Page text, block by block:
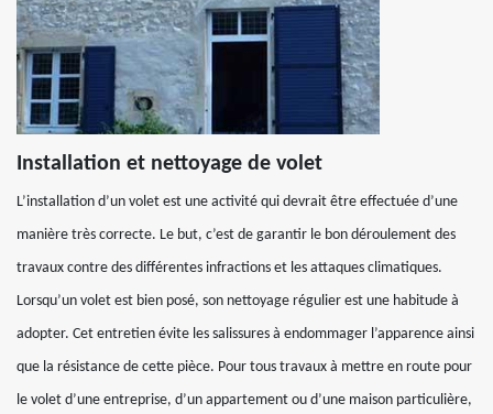
Installation et nettoyage de volet
L’installation d’un volet est une activité qui devrait être effectuée d’une
manière très correcte. Le but, c’est de garantir le bon déroulement des
travaux contre des différentes infractions et les attaques climatiques.
Lorsqu’un volet est bien posé, son nettoyage régulier est une habitude à
adopter. Cet entretien évite les salissures à endommager l’apparence ainsi
que la résistance de cette pièce. Pour tous travaux à mettre en route pour
le volet d’une entreprise, d’un appartement ou d’une maison particulière,